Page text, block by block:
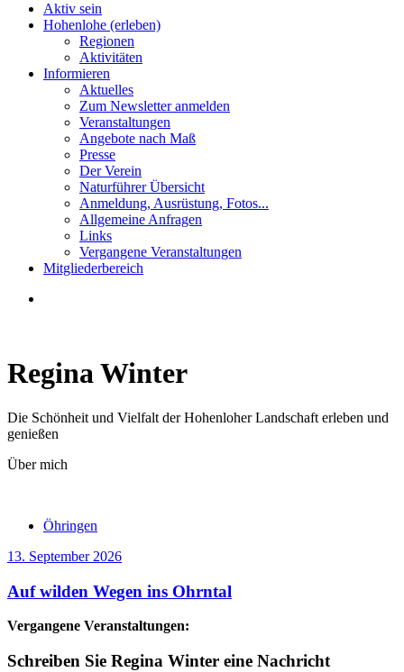
Aktiv sein
Hohenlohe (erleben)
Regionen
Aktivitäten
Informieren
Aktuelles
Zum Newsletter anmelden
Veranstaltungen
Angebote nach Maß
Presse
Der Verein
Naturführer Übersicht
Anmeldung, Ausrüstung, Fotos...
Allgemeine Anfragen
Links
Vergangene Veranstaltungen
Mitgliederbereich
Regina Winter
Die Schönheit und Vielfalt der Hohenloher Landschaft erleben und
genießen
Über mich
Öhringen
13. September 2026
Auf wilden Wegen ins Ohrntal
Vergangene Veranstaltungen:
Schreiben Sie Regina Winter eine Nachricht